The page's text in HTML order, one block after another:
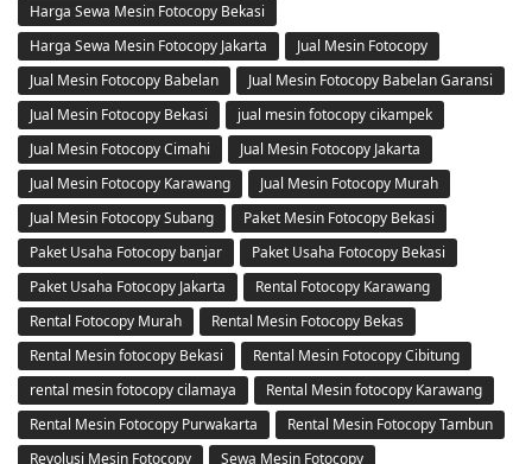
Harga Sewa Mesin Fotocopy Bekasi
Harga Sewa Mesin Fotocopy Jakarta
Jual Mesin Fotocopy
Jual Mesin Fotocopy Babelan
Jual Mesin Fotocopy Babelan Garansi
Jual Mesin Fotocopy Bekasi
jual mesin fotocopy cikampek
Jual Mesin Fotocopy Cimahi
Jual Mesin Fotocopy Jakarta
Jual Mesin Fotocopy Karawang
Jual Mesin Fotocopy Murah
Jual Mesin Fotocopy Subang
Paket Mesin Fotocopy Bekasi
Paket Usaha Fotocopy banjar
Paket Usaha Fotocopy Bekasi
Paket Usaha Fotocopy Jakarta
Rental Fotocopy Karawang
Rental Fotocopy Murah
Rental Mesin Fotocopy Bekas
Rental Mesin fotocopy Bekasi
Rental Mesin Fotocopy Cibitung
rental mesin fotocopy cilamaya
Rental Mesin fotocopy Karawang
Rental Mesin Fotocopy Purwakarta
Rental Mesin Fotocopy Tambun
Revolusi Mesin Fotocopy
Sewa Mesin Fotocopy